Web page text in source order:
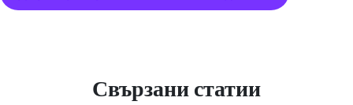
Свързани статии